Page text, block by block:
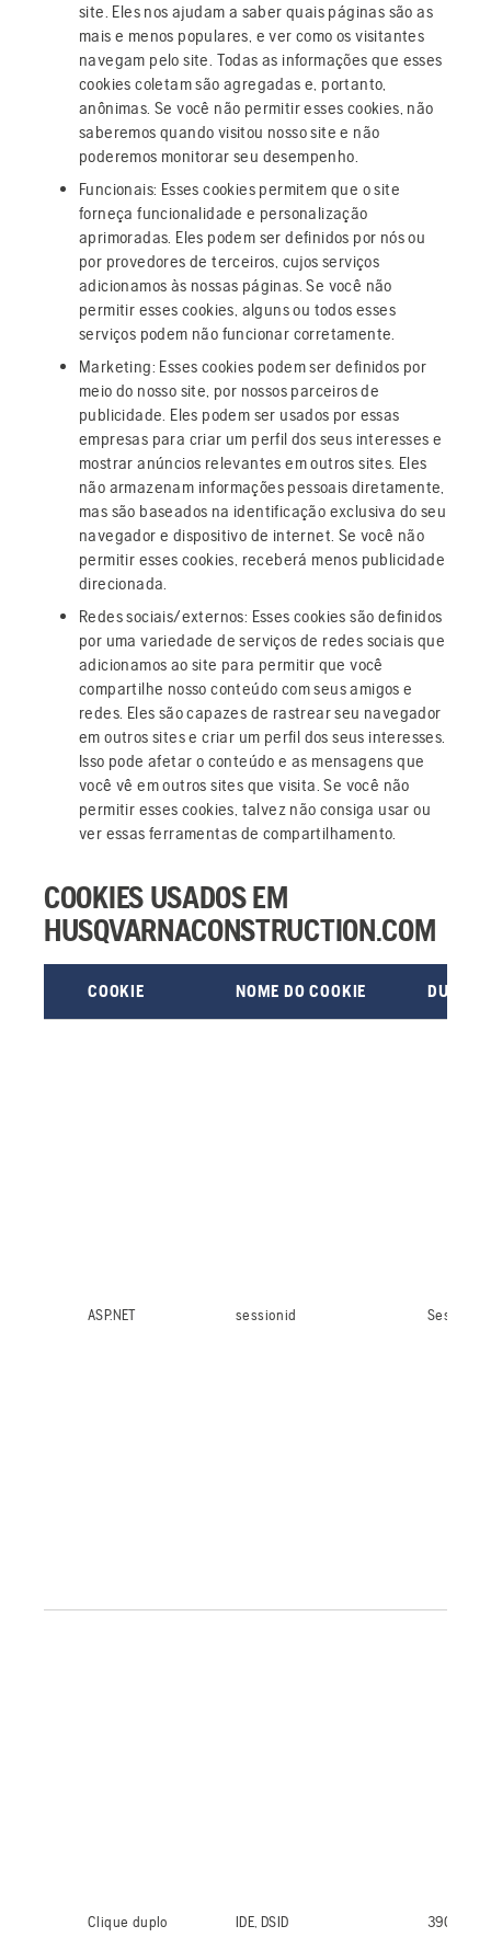
site. Eles nos ajudam a saber quais páginas são as
mais e menos populares, e ver como os visitantes
navegam pelo site. Todas as informações que esses
cookies coletam são agregadas e, portanto,
anônimas. Se você não permitir esses cookies, não
saberemos quando visitou nosso site e não
poderemos monitorar seu desempenho.
Funcionais: Esses cookies permitem que o site
forneça funcionalidade e personalização
aprimoradas. Eles podem ser definidos por nós ou
por provedores de terceiros, cujos serviços
adicionamos às nossas páginas. Se você não
permitir esses cookies, alguns ou todos esses
serviços podem não funcionar corretamente.
Marketing: Esses cookies podem ser definidos por
meio do nosso site, por nossos parceiros de
publicidade. Eles podem ser usados por essas
empresas para criar um perfil dos seus interesses e
mostrar anúncios relevantes em outros sites. Eles
não armazenam informações pessoais diretamente,
mas são baseados na identificação exclusiva do seu
navegador e dispositivo de internet. Se você não
permitir esses cookies, receberá menos publicidade
direcionada.
Redes sociais/externos: Esses cookies são definidos
por uma variedade de serviços de redes sociais que
adicionamos ao site para permitir que você
compartilhe nosso conteúdo com seus amigos e
redes. Eles são capazes de rastrear seu navegador
em outros sites e criar um perfil dos seus interesses.
Isso pode afetar o conteúdo e as mensagens que
você vê em outros sites que visita. Se você não
permitir esses cookies, talvez não consiga usar ou
ver essas ferramentas de compartilhamento.
COOKIES USADOS EM
HUSQVARNACONSTRUCTION.COM
COOKIE NOME DO COOKIE
ASP.NET sessionid Sessão
Clique duplo IDE, DSID 390 dias